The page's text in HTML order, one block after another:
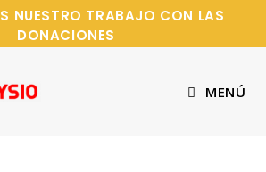
NUESTRO TRABAJO CON LAS
DONACIONES
MENÚ